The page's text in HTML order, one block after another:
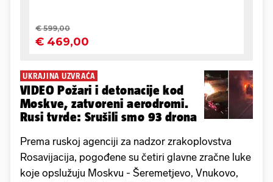
UKRAJINA UZVRAĆA
VIDEO Požari i detonacije kod
Moskve, zatvoreni aerodromi.
Rusi tvrde: Srušili smo 93 drona
Prema ruskoj agenciji za nadzor zrakoplovstva
Rosavijacija, pogođene su četiri glavne zračne luke
koje opslužuju Moskvu - Šeremetjevo, Vnukovo,